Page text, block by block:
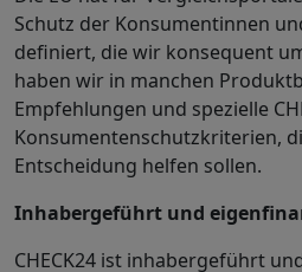
Schutz der Konsumentinnen
definiert, die wir konsequent
haben wir in manchen
Empfehlungen und spezielle
Konsumentenschutzkriterien,
Entscheidung helfen sollen.
Inhabergeführt und
CHECK24 ist inhabergeführt